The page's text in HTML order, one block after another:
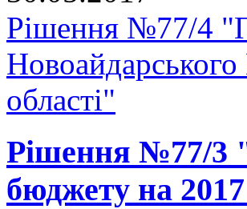
Рішення №77/4
області"
Рішення №77/3
бюджету на